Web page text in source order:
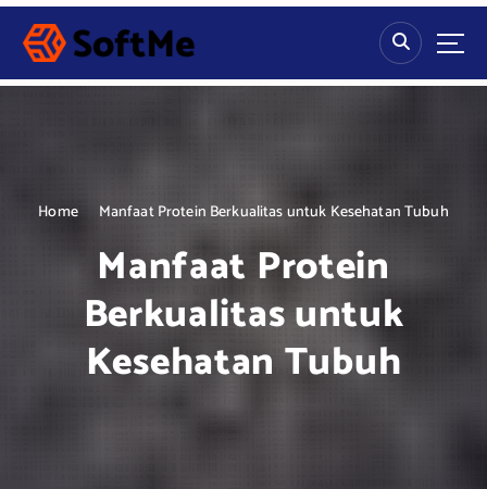
S
p
Home Manfaat Protein Berkualitas untuk Kesehatan Tubuh
Manfaat Protein
Berkualitas untuk
Kesehatan Tubuh